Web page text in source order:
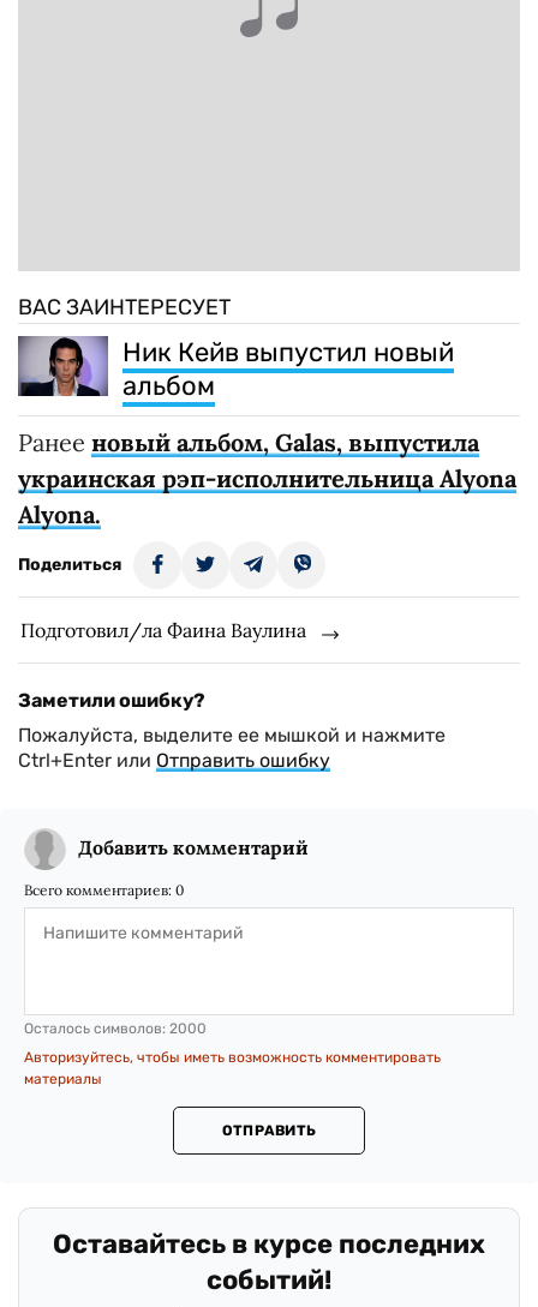
ВАС ЗАИНТЕРЕСУЕТ
Ник Кейв выпустил новый
альбом
Ранее новый альбом, Galas, выпустила
украинская рэп-исполнительница Alyona
Alyona.
Поделиться
Подготовил/ла Фаина Ваулина
Заметили ошибку?
Пожалуйста, выделите ее мышкой и нажмите
Ctrl+Enter или Отправить ошибку
Добавить комментарий
Всего комментариев: 0
Осталось символов: 2000
Авторизуйтесь, чтобы иметь возможность комментировать
материалы
ОТПРАВИТЬ
Оставайтесь в курсе последних